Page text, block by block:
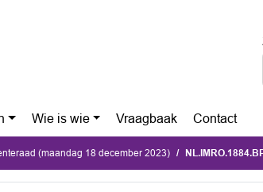
Wie is wie Vraagbaak Contact
(maandag 18 december 2023)